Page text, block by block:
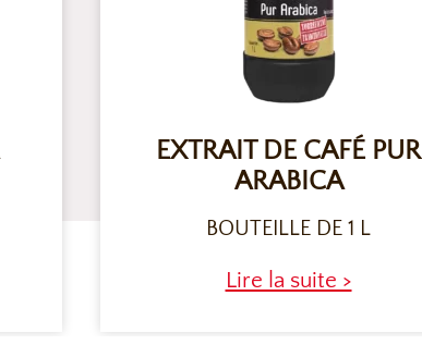
EXTRAIT DE CAFÉ PUR
ARABICA
BOUTEILLE DE 1 L
Lire la suite >